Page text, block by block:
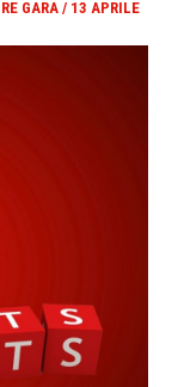
GARA / 13 APRILE